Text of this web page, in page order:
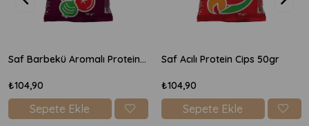
Saf Barbekü Aromalı Protein Cips 50gr Saf Acılı Protein Cips 50gr
Sepete Ekle